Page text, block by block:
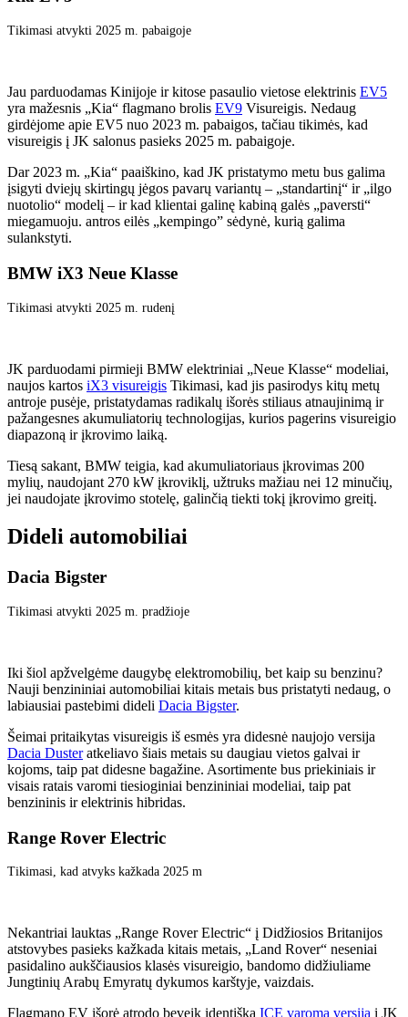
Tikimasi atvykti 2025 m. pabaigoje
Jau parduodamas Kinijoje ir kitose pasaulio vietose elektrinis EV5
yra mažesnis „Kia“ flagmano brolis EV9 Visureigis. Nedaug
girdėjome apie EV5 nuo 2023 m. pabaigos, tačiau tikimės, kad
visureigis į JK salonus pasieks 2025 m. pabaigoje.
Dar 2023 m. „Kia“ paaiškino, kad JK pristatymo metu bus galima
įsigyti dviejų skirtingų jėgos pavarų variantų – „standartinį“ ir „ilgo
nuotolio“ modelį – ir kad klientai galinę kabiną galės „paversti“
miegamuoju. antros eilės „kempingo” sėdynė, kurią galima
sulankstyti.
BMW iX3 Neue Klasse
Tikimasi atvykti 2025 m. rudenį
JK parduodami pirmieji BMW elektriniai „Neue Klasse“ modeliai,
naujos kartos iX3 visureigis Tikimasi, kad jis pasirodys kitų metų
antroje pusėje, pristatydamas radikalų išorės stiliaus atnaujinimą ir
pažangesnes akumuliatorių technologijas, kurios pagerins visureigio
diapazoną ir įkrovimo laiką.
Tiesą sakant, BMW teigia, kad akumuliatoriaus įkrovimas 200
mylių, naudojant 270 kW įkroviklį, užtruks mažiau nei 12 minučių,
jei naudojate įkrovimo stotelę, galinčią tiekti tokį įkrovimo greitį.
Dideli automobiliai
Dacia Bigster
Tikimasi atvykti 2025 m. pradžioje
Iki šiol apžvelgėme daugybę elektromobilių, bet kaip su benzinu?
Nauji benzininiai automobiliai kitais metais bus pristatyti nedaug, o
labiausiai pastebimi dideli Dacia Bigster.
Šeimai pritaikytas visureigis iš esmės yra didesnė naujojo versija
Dacia Dusteratkeliavo šiais metais su daugiau vietos galvai ir
kojoms, taip pat didesne bagažine. Asortimente bus priekiniais ir
visais ratais varomi tiesioginiai benzininiai modeliai, taip pat
benzininis ir elektrinis hibridas.
Range Rover Electric
Tikimasi, kad atvyks kažkada 2025 m
Nekantriai lauktas „Range Rover Electric“ į Didžiosios Britanijos
atstovybes pasieks kažkada kitais metais, „Land Rover“ neseniai
pasidalino aukščiausios klasės visureigio, bandomo didžiuliame
Jungtinių Arabų Emyratų dykumos karštyje, vaizdais.
Flagmano EV išorė atrodo beveik identiška ICE varoma versija į JK